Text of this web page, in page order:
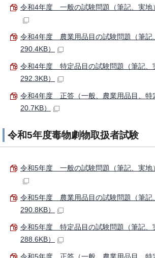
令和4年度 一般の試験問題（筆記、実地
令和4年度 農業用品目の試験問題（筆記
290.4KB）
令和4年度 特定品目の試験問題（筆記、
292.3KB）
令和4年度 正答（一般、農業用品目、特
20.7KB）
令和5年度毒物劇物取扱者試験
令和5年度 一般の試験問題（筆記、実地
令和5年度 農業用品目の試験問題（筆記
290.8KB）
令和5年度 特定品目の試験問題（筆記、
288.6KB）